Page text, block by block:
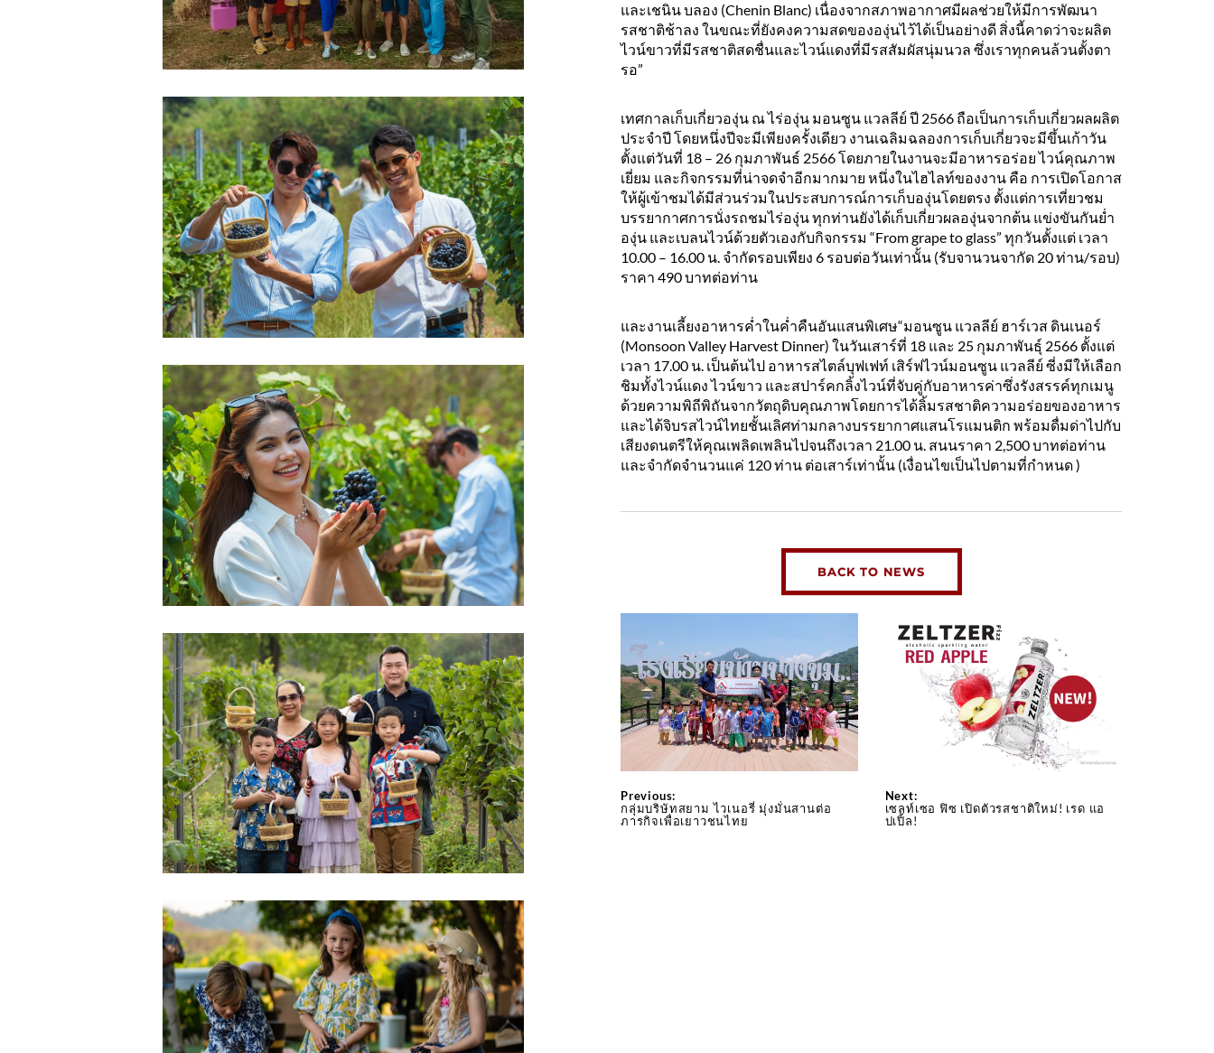
และเชนิน บลอง (Chenin Blanc) เนื่องจากสภาพอากาศมีผลช่วยให้มีการพัฒนา
รสชาติช้าลง ในขณะที่ยังคงความสดขององุ่นไว้ได้เป็นอย่างดี สิ่งนี้คาดว่าจะผลิต
ไวน์ขาวที่มีรสชาติสดชื่นและไวน์แดงที่มีรสสัมผัสนุ่มนวล ซึ่งเราทุกคนล้วนตั้งตา
รอ”
เทศกาลเก็บเกี่ยวองุ่น ณ ไร่องุ่น มอนซูน แวลลีย์ ปี 2566 ถือเป็นการเก็บเกี่ยวผลผลิต
ประจำปี โดยหนึ่งปีจะมีเพียงครั้งเดียว งานเฉลิมฉลองการเก็บเกี่ยวจะมีขึ้นเก้าวัน
ตั้งแต่วันที่ 18 – 26 กุมภาพันธ์ 2566 โดยภายในงานจะมีอาหารอร่อย ไวน์คุณภาพ
เยี่ยม และกิจกรรมที่น่าจดจำอีกมากมาย หนึ่งในไฮไลท์ของงาน คือ การเปิดโอกาส
ให้ผู้เข้าชมได้มีส่วนร่วมในประสบการณ์การเก็บองุ่นโดยตรง ตั้งแต่การเที่ยวชม
บรรยากาศการนั่งรถชมไร่องุ่น ทุกท่านยังได้เก็บเกี่ยวผลองุ่นจากต้น แข่งขันกันย่ำ
องุ่น และเบลนไวน์ด้วยตัวเองกับกิจกรรม “From grape to glass” ทุกวันตั้งแต่ เวลา
10.00 – 16.00 น. จำกัดรอบเพียง 6 รอบต่อวันเท่านั้น (รับจานวนจากัด 20 ท่าน/รอบ)
ราคา 490 บาทต่อท่าน
และงานเลี้ยงอาหารค่ำในค่ำคืนอันแสนพิเศษ“มอนซูน แวลลีย์ ฮาร์เวส ดินเนอร์
(Monsoon Valley Harvest Dinner) ในวันเสาร์ที่ 18 และ 25 กุมภาพันธุ์ 2566 ตั้งแต่
เวลา 17.00 น. เป็นต้นไป อาหารสไตล์บุฟเฟท์ เสิร์ฟไวน์มอนซูน แวลลีย์ ซี่งมีให้เลือก
ชิมทั้งไวน์แดง ไวน์ขาว และสปาร์คกลิ้งไวน์ที่จับคู่กับอาหารค่าซึ่งรังสรรค์ทุกเมนู
ด้วยความพิถีพิถันจากวัตถุดิบคุณภาพโดยการได้ลิ้มรสชาติความอร่อยของอาหาร
และได้จิบรสไวน์ไทยชั้นเลิศท่ามกลางบรรยากาศแสนโรแมนติก พร้อมดื่มด่าไปกับ
เสียงดนตรีให้คุณเพลิดเพลินไปจนถึงเวลา 21.00 น. สนนราคา 2,500 บาทต่อท่าน
และจำกัดจำนวนแค่ 120 ท่าน ต่อเสาร์เท่านั้น (เงื่อนไขเป็นไปตามที่กำหนด )
BACK TO NEWS
Previous:
กลุ่มบริษัทสยาม ไวเนอรี่ มุ่งมั่นสานต่อ
ภารกิจเพื่อเยาวชนไทย
Next:
เซลท์เซอ ฟิซ เปิดตัวรสชาติใหม่! เรด แอ
ปเปิ้ล!